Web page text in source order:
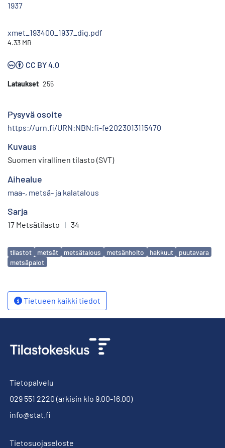
1937
xmet_193400_1937_dig.pdf
4.33 MB
CC BY 4.0
Lataukset 255
Pysyvä osoite
https://urn.fi/URN:NBN:fi-fe2023013115470
Kuvaus
Suomen virallinen tilasto (SVT)
Aihealue
maa-, metsä- ja kalatalous
Sarja
17 Metsätilasto | 34
Avainsanat
tilastot metsät metsätalous metsänhoito hakkuut
puutavara
metsäpalot
Tietueen kaikki tiedot
Tietopalvelu
029 551 2220 (arkisin klo 9.00-16.00)
info@stat.fi
Tietosuojaseloste